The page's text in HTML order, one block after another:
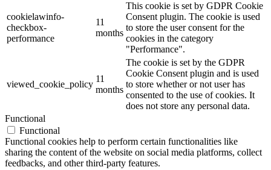
cookielawinfo-
checkbox-
performance
11
months
This cookie is set by GDPR Cookie
Consent plugin. The cookie is used
to store the user consent for the
cookies in the category
"Performance".
viewed_cookie_policy
11
months
The cookie is set by the GDPR
Cookie Consent plugin and is used
to store whether or not user has
consented to the use of cookies. It
does not store any personal data.
Functional
Functional
Functional cookies help to perform certain functionalities like
sharing the content of the website on social media platforms, collect
feedbacks, and other third-party features.